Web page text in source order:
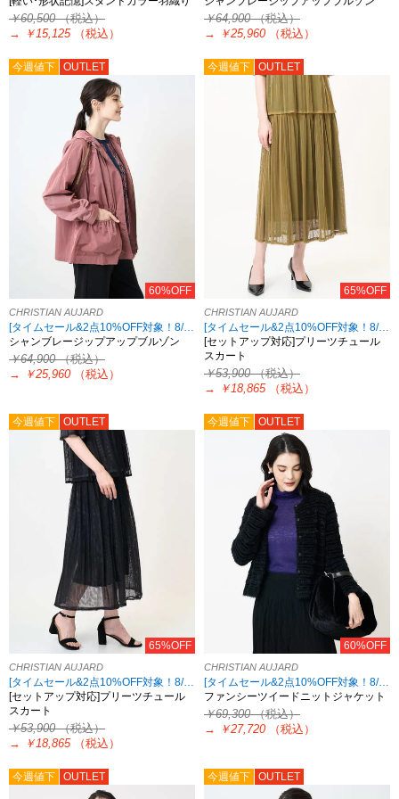
￥60,500（税込）
→
￥15,125 （税込）
￥64,900（税込）
→
￥25,960 （税込）
今週値下 OUTLET
60%OFF
CHRISTIAN AUJARD
[タイムセール&2点10%OFF対象！8/17 8:59まで アウトレット限定]
シャンブレージップアップブルゾン
￥64,900（税込）
→
￥25,960 （税込）
今週値下 OUTLET
65%OFF
CHRISTIAN AUJARD
[タイムセール&2点10%OFF対象！8/17 8:59まで アウトレット限定]
[セットアップ対応]プリーツチュール
スカート
￥53,900（税込）
→
￥18,865 （税込）
今週値下 OUTLET
65%OFF
CHRISTIAN AUJARD
[タイムセール&2点10%OFF対象！8/17 8:59まで アウトレット限定]
[セットアップ対応]プリーツチュール
スカート
￥53,900（税込）
→
￥18,865 （税込）
今週値下 OUTLET
60%OFF
CHRISTIAN AUJARD
[タイムセール&2点10%OFF対象！8/17 8:59まで アウトレット限定]
ファンシーツイードニットジャケット
￥69,300（税込）
→
￥27,720 （税込）
今週値下 OUTLET 今週値下 OUTLET